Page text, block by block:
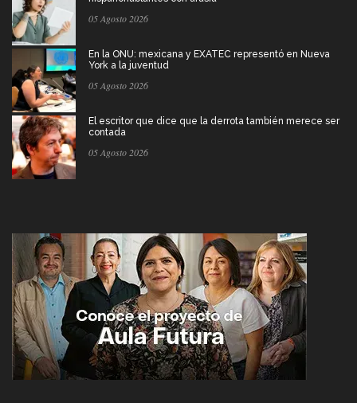
05 Agosto 2026
En la ONU: mexicana y EXATEC representó en Nueva
York a la juventud
05 Agosto 2026
El escritor que dice que la derrota también merece ser
contada
05 Agosto 2026